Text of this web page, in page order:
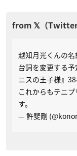
越知月光くんの
台詞を変更する
ニスの王子様』
これからもテニ
す。
— 許斐剛